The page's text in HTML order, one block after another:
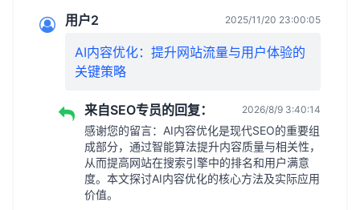
用户2 2025/11/20 23:00:05
AI内容优化：提升网站流量与用户体验的
关键策略
来自SEO专员的回复： 2026/8/9 3:40:14
感谢您的留言：AI内容优化是现代SEO的重要组
成部分，通过智能算法提升内容质量与相关性，
从而提高网站在搜索引擎中的排名和用户满意
度。本文探讨AI内容优化的核心方法及实际应用
价值。